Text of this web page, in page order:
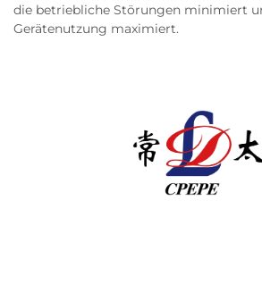
die betriebliche Störungen minimiert
Gerätenutzung maximiert.